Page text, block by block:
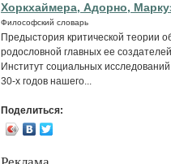
Хоркхаймера, Адорно,
Философский словарь
Предыстория критической теории
родословной главных ее
Институт социальных
30-х годов нашего...
Поделиться: